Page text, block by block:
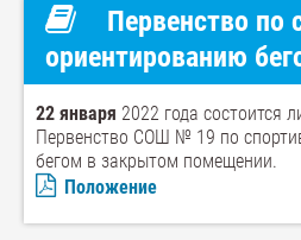
Первенство по
ориентированию
22 января 2022 года состоится
Первенство СОШ № 19 по
бегом в закрытом помещении.
Положение